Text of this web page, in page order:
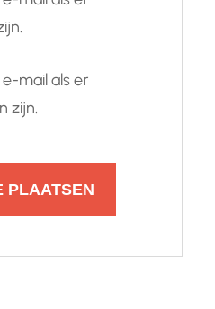
mail als er
zijn.